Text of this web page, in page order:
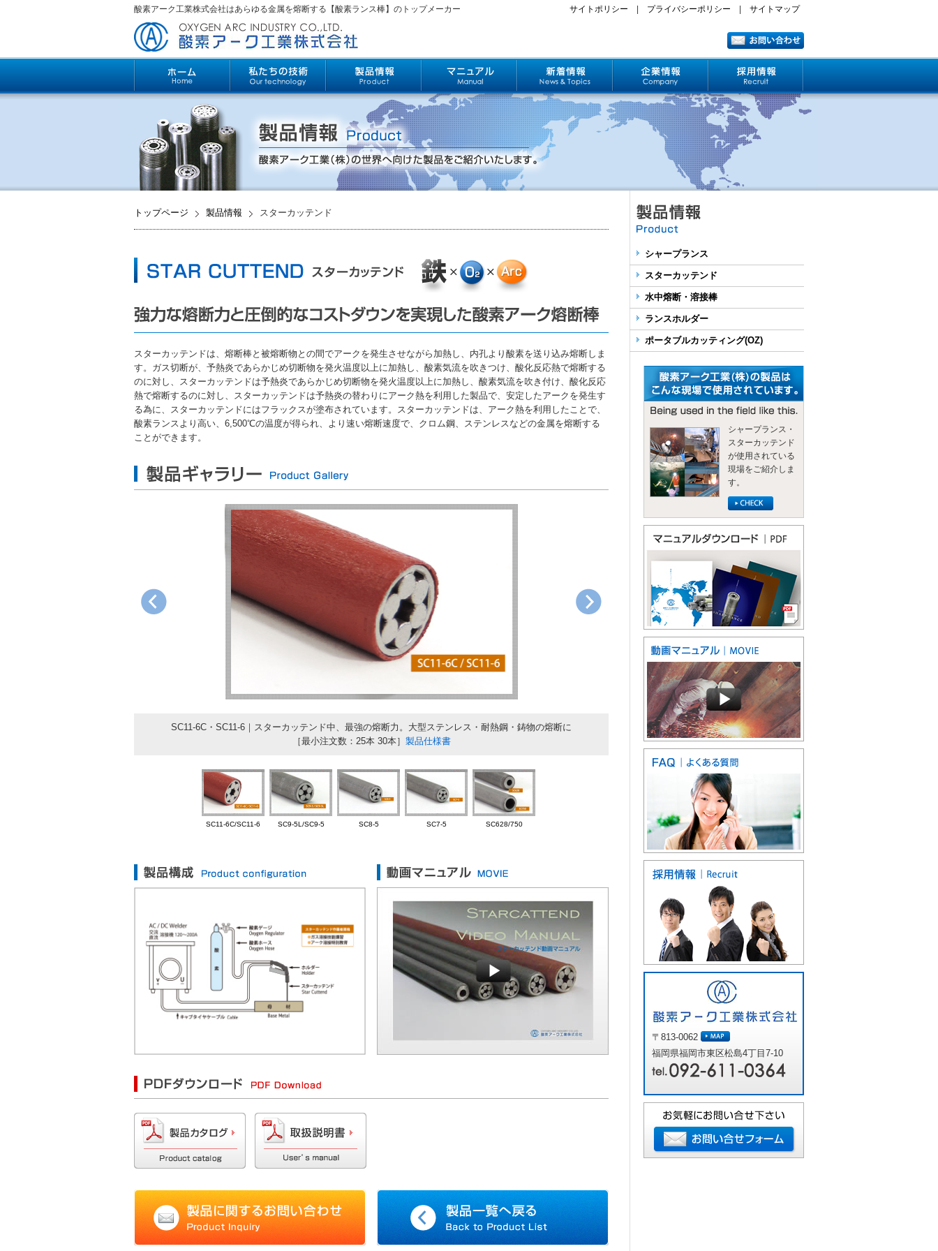
酸素アーク工業株式会社はあらゆる金属を熔断する【酸素ランス棒】のトップメーカー サイトポリシー プライバシーポリシー サイトマップ
トップページ 製品情報 スターカッテンド
スターカッテンドは、熔断棒と被熔断物との間でアークを発生させながら加熱し、内孔より酸素を送り込み熔断しま
す。ガス切断が、予熱炎であらかじめ切断物を発火温度以上に加熱し、酸素気流を吹きつけ、酸化反応熱で熔断する
のに対し、スターカッテンドは予熱炎であらかじめ切断物を発火温度以上に加熱し、酸素気流を吹き付け、酸化反応
熱で熔断するのに対し、スターカッテンドは予熱炎の替わりにアーク熱を利用した製品で、安定したアークを発生す
る為に、スターカッテンドにはフラックスが塗布されています。スターカッテンドは、アーク熱を利用したことで、
酸素ランスより高い、6,500℃の温度が得られ、より速い熔断速度で、クロム鋼、ステンレスなどの金属を熔断する
ことができます。
SC11-6C・SC11-6｜スターカッテンド中、最強の熔断力。大型ステンレス・耐熱鋼・鋳物の熔断に
［最小注文数：25本 30本］ 製品仕様書
SC9-5L・SC9-5｜厚物の鋳物・ステンレス・耐熱鋼等を
［最小注文数：50本 80本］
SC11-6C/SC11-6 SC9-5L/SC9-5 SC8-5 SC7-5 SC628/750
シャープランス
スターカッテンド
水中熔断・溶接棒
ランスホルダー
ポータブルカッティング(OZ)
シャープランス・
スターカッテンド
が使用されている
現場をご紹介しま
す。
〒813-0062
福岡県福岡市東区松島4丁目7-10